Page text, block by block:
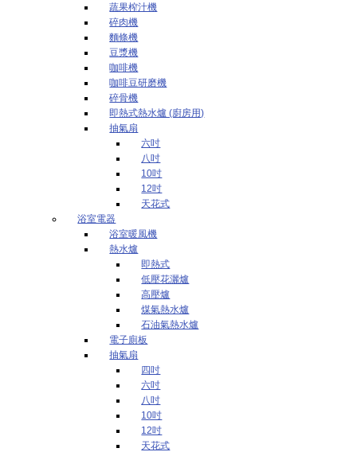
蔬果榨汁機
碎肉機
麵條機
豆漿機
咖啡機
咖啡豆研磨機
碎骨機
即熱式熱水爐 (廚房用)
抽氣扇
六吋
八吋
10吋
12吋
天花式
浴室電器
浴室暖風機
熱水爐
即熱式
低壓花灑爐
高壓爐
煤氣熱水爐
石油氣熱水爐
電子廁板
抽氣扇
四吋
六吋
八吋
10吋
12吋
天花式